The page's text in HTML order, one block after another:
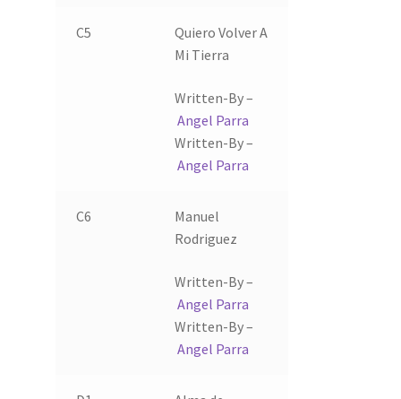
C5
Quiero Volver A
Mi Tierra
Written-By –
Angel Parra
Written-By –
Angel Parra
C6
Manuel
Rodriguez
Written-By –
Angel Parra
Written-By –
Angel Parra